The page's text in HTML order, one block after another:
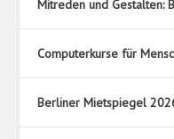
Mitreden und Gestalten:
Computerkurse für
Berliner Mietspiegel